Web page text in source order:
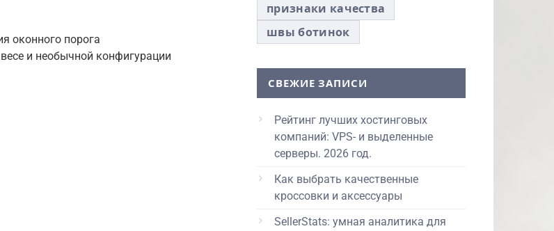
оконного порога
и необычной конфигурации
признаки качества
швы ботинок
СВЕЖИЕ ЗАПИСИ
Рейтинг лучших хостинговых
компаний: VPS- и выделенные
серверы. 2026 год.
Как выбрать качественные
кроссовки и аксессуары
SellerStats: умная аналитика для